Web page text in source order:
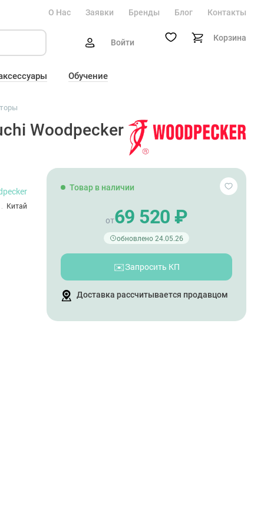
О Нас Заявки Бренды Блог Контакты
Войти Корзина
Обучение
Woodpecker
Китай
Товар в наличии
от69 520 ₽
обновлено 24.05.26
✉️Запросить КП
Доставка рассчитывается продавцом